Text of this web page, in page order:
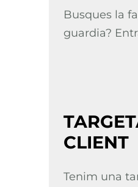
Busques la
guardia?
CLIENT
Tenim una